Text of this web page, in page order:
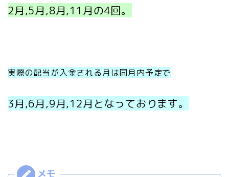
2月,5月,8月,11月の4回。
実際の配当が入金される月は同月内予定で
3月,6月,9月,12月となっております。